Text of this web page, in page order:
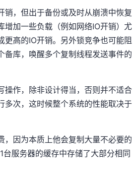
销，但出于备份或及时从崩溃中恢复
增加一些负载（例如网络IO开销）尤
高的IO开销。另外锁竞争也可能阻
备库，唤醒多个复制线程发送事件的
操作，除非设计得当，否则并不适合
多次，这时候整个系统的性能取决于
，因为本质上他会复制大量不必要的
台服务器的缓存中存储了大部分相同